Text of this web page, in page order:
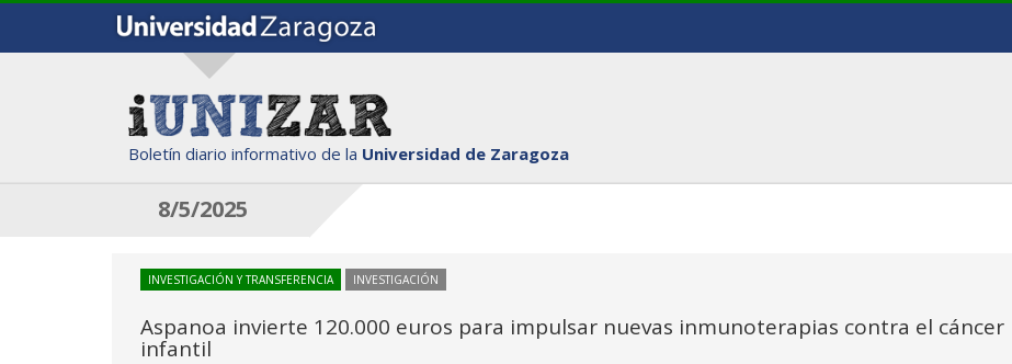
Boletín diario informativo de la Universidad de Zaragoza
8/5/2025
INVESTIGACIÓN Y TRANSFERENCIA INVESTIGACIÓN
Aspanoa invierte 120.000 euros para impulsar nuevas inmunoterapias contra el cáncer
infantil